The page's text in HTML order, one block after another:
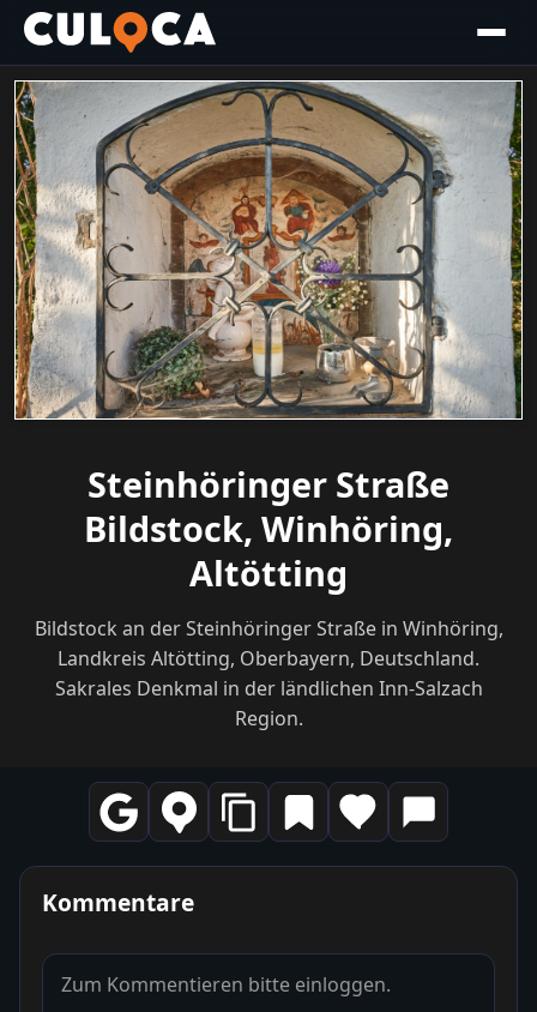
Steinhöringer Straße
Bildstock, Winhöring,
Altötting
Bildstock an der Steinhöringer Straße in Winhöring,
Landkreis Altötting, Oberbayern, Deutschland.
Sakrales Denkmal in der ländlichen Inn-Salzach
Region.
Kommentare